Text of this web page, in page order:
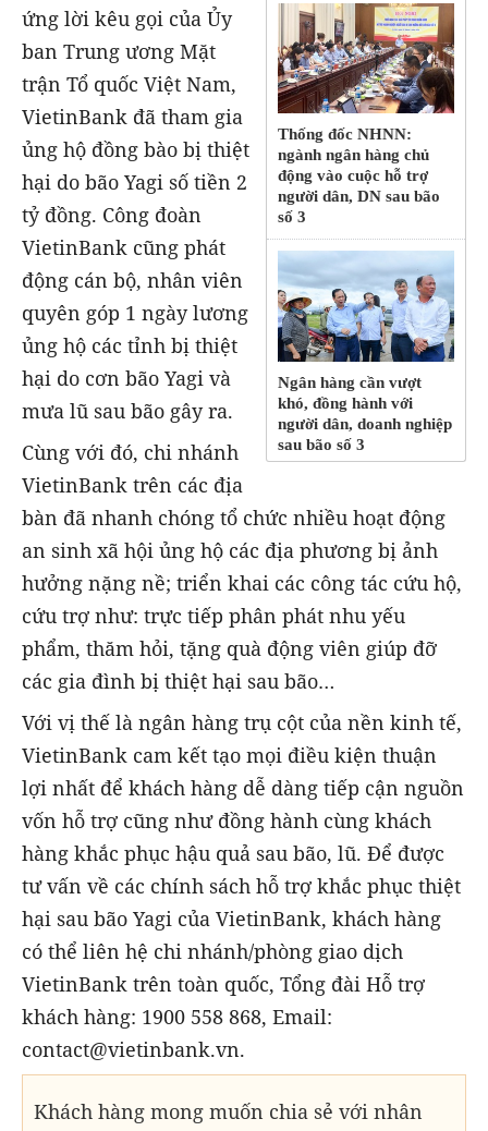
Thống đốc NHNN:
ngành ngân hàng chủ
động vào cuộc hỗ trợ
người dân, DN sau bão
số 3
Ngân hàng cần vượt
khó, đồng hành với
người dân, doanh nghiệp
sau bão số 3
ứng lời kêu gọi của Ủy
ban Trung ương Mặt
trận Tổ quốc Việt Nam,
VietinBank đã tham gia
ủng hộ đồng bào bị thiệt
hại do bão Yagi số tiền 2
tỷ đồng. Công đoàn
VietinBank cũng phát
động cán bộ, nhân viên
quyên góp 1 ngày lương
ủng hộ các tỉnh bị thiệt
hại do cơn bão Yagi và
mưa lũ sau bão gây ra.
Cùng với đó, chi nhánh
VietinBank trên các địa
bàn đã nhanh chóng tổ chức nhiều hoạt động
an sinh xã hội ủng hộ các địa phương bị ảnh
hưởng nặng nề; triển khai các công tác cứu hộ,
cứu trợ như: trực tiếp phân phát nhu yếu
phẩm, thăm hỏi, tặng quà động viên giúp đỡ
các gia đình bị thiệt hại sau bão…
Với vị thế là ngân hàng trụ cột của nền kinh tế,
VietinBank cam kết tạo mọi điều kiện thuận
lợi nhất để khách hàng dễ dàng tiếp cận nguồn
vốn hỗ trợ cũng như đồng hành cùng khách
hàng khắc phục hậu quả sau bão, lũ. Để được
tư vấn về các chính sách hỗ trợ khắc phục thiệt
hại sau bão Yagi của VietinBank, khách hàng
có thể liên hệ chi nhánh/phòng giao dịch
VietinBank trên toàn quốc, Tổng đài Hỗ trợ
khách hàng: 1900 558 868, Email:
contact@vietinbank.vn.
Khách hàng mong muốn chia sẻ với nhân